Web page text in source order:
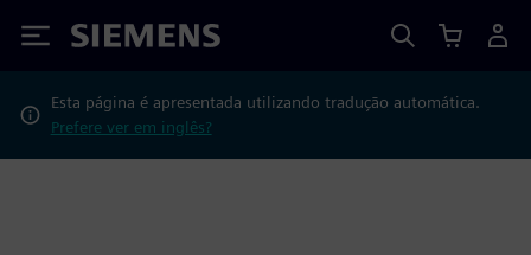
Siemens
Esta página é apresentada utilizando tradução automática.
Prefere ver em inglês?